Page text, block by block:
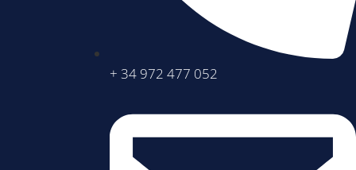
+ 34 972 477 052